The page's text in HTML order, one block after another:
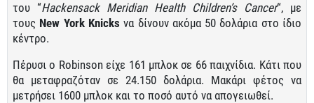
του “Hackensack Meridian Health Children’s Cancer“, με
τους New York Knicks να δίνουν ακόμα 50 δολάρια στο ίδιο
κέντρο.
Πέρυσι ο Robinson είχε 161 μπλοκ σε 66 παιχνίδια. Κάτι που
θα μεταφραζόταν σε 24.150 δολάρια. Μακάρι φέτος να
μετρήσει 1600 μπλοκ και το ποσό αυτό να απογειωθεί.